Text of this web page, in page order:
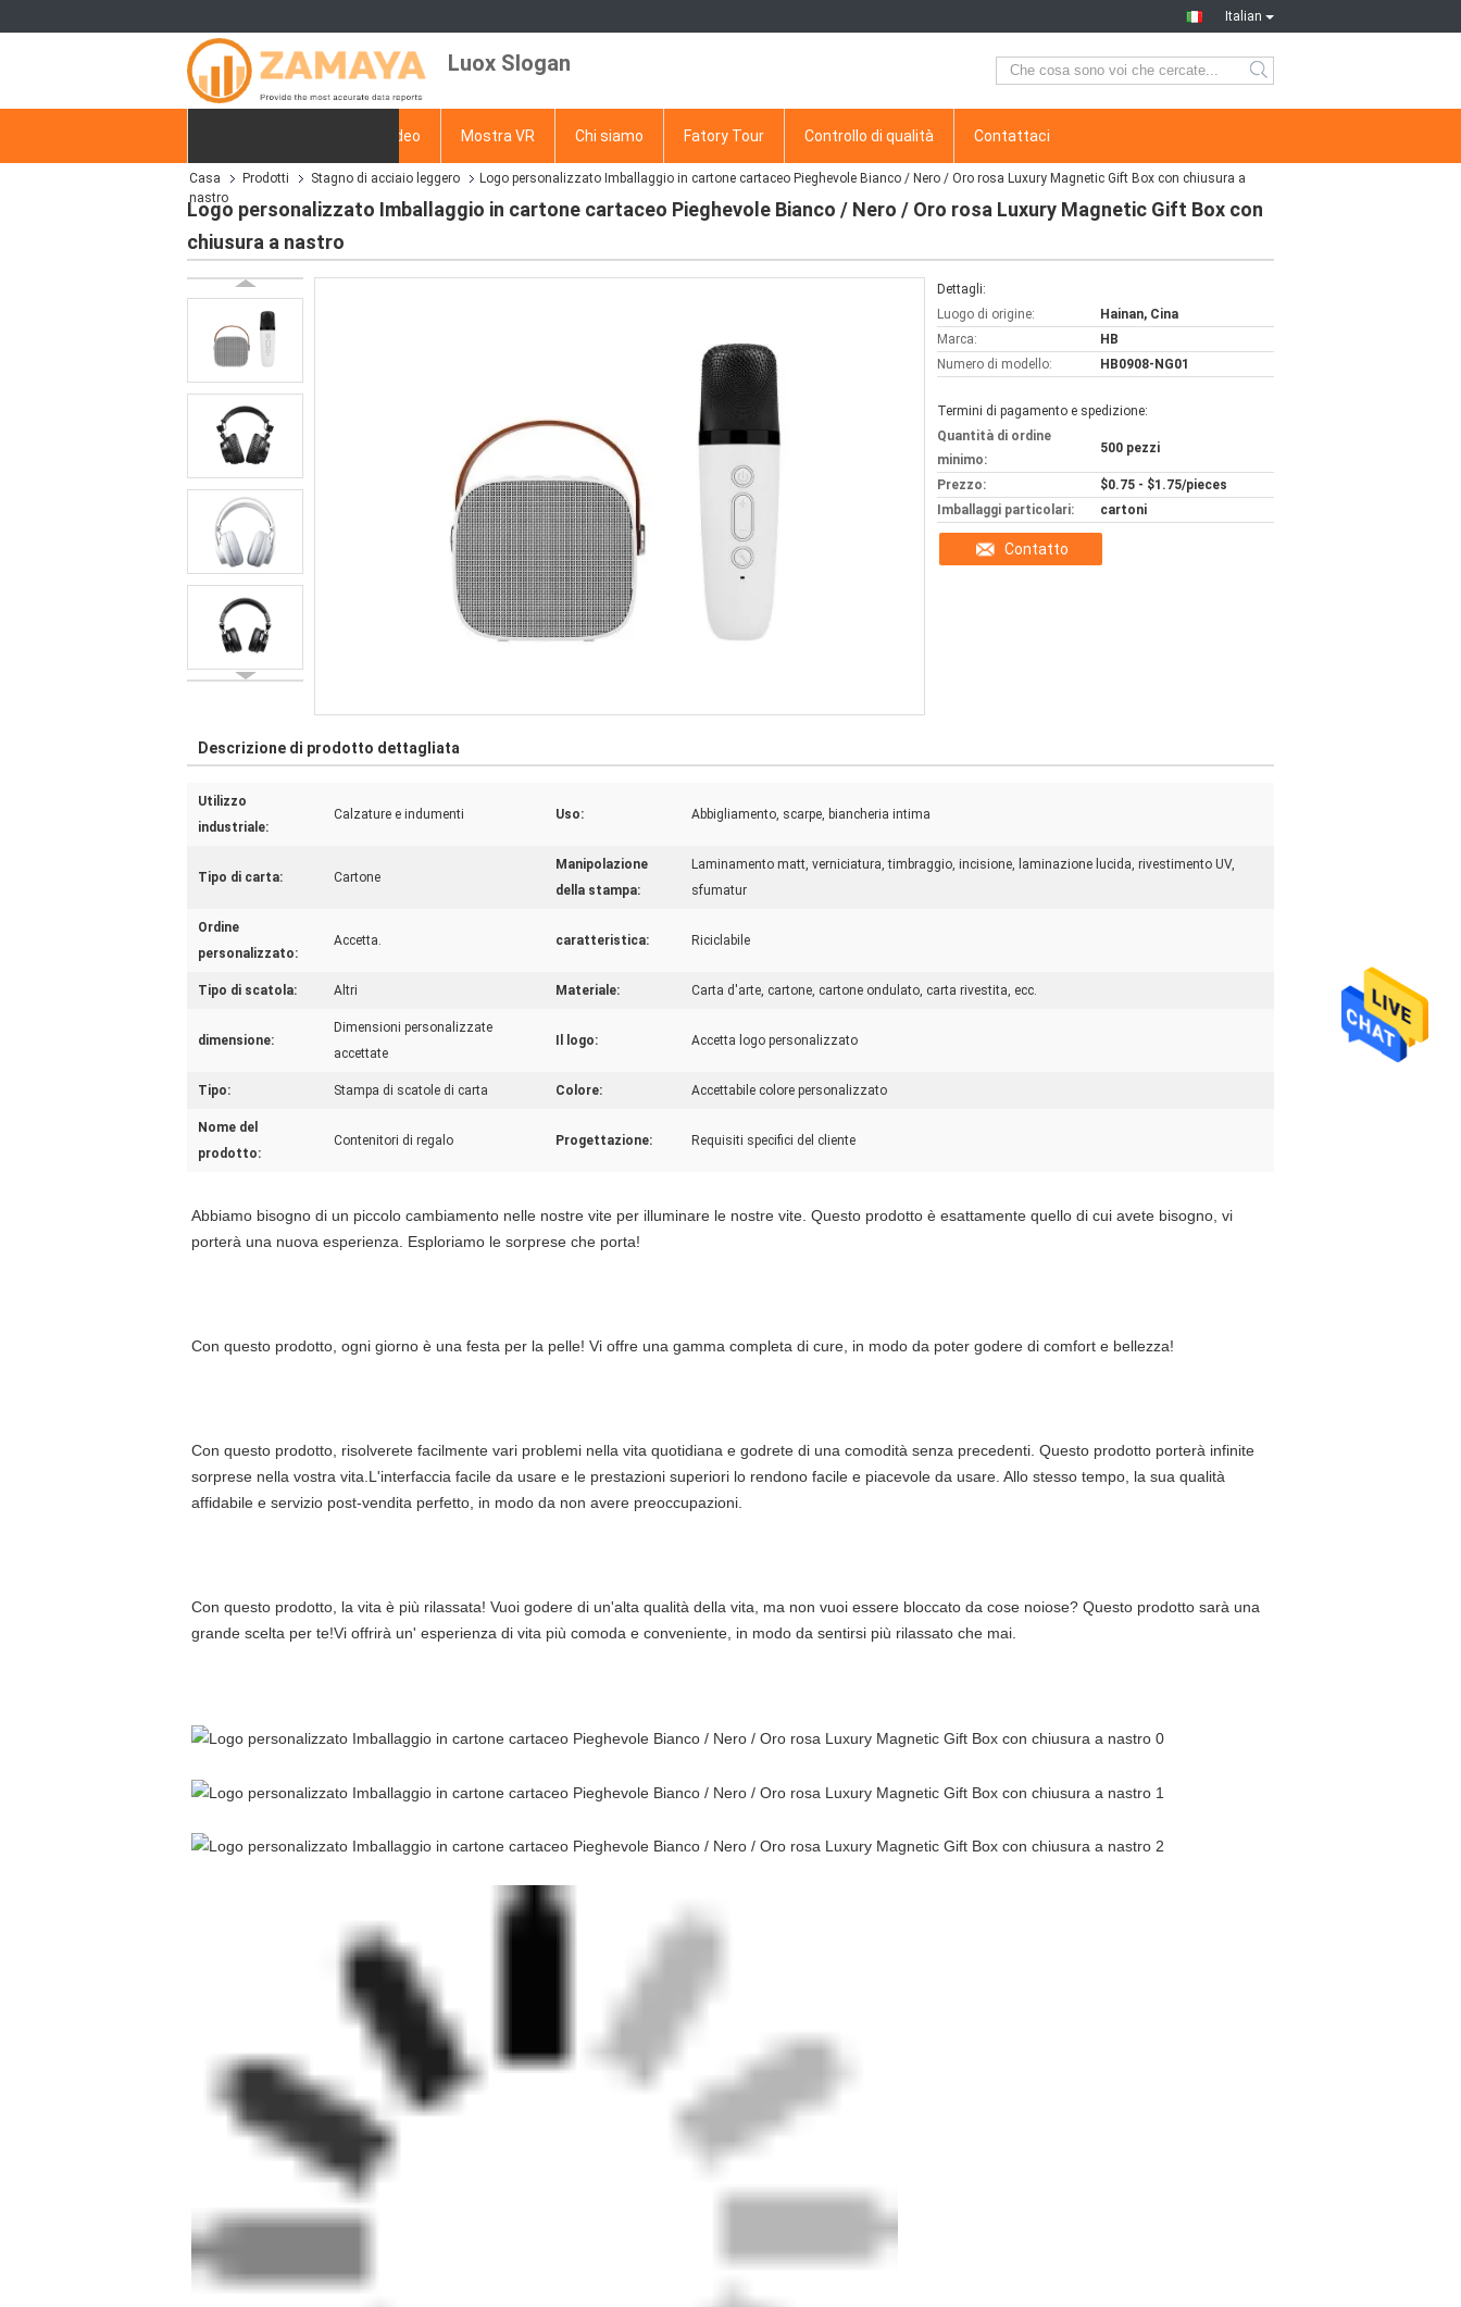
Italian
Luox Slogan
Video Mostra VR Chi siamo Fatory Tour Controllo di qualità Contattaci
Richiedere un preventivo
Casa Prodotti Stagno di acciaio leggero
Logo personalizzato Imballaggio in cartone cartaceo Pieghevole Bianco / Nero / Oro rosa Luxury Magnetic Gift Box con chiusura a
nastro
Logo personalizzato Imballaggio in cartone cartaceo Pieghevole Bianco / Nero / Oro rosa Luxury Magnetic Gift Box con
chiusura a nastro
Dettagli:
Luogo di origine:
Hainan, Cina
Marca:
HB
Numero di modello:
HB0908-NG01
Termini di pagamento e spedizione:
Quantità di ordine
minimo:
500 pezzi
Prezzo:
$0.75 - $1.75/pieces
Imballaggi particolari:
cartoni
Contatto
Descrizione di prodotto dettagliata
Utilizzo
industriale:
Calzature e indumenti Uso: Abbigliamento, scarpe, biancheria intima
Tipo di carta: Cartone
Manipolazione
della stampa:
Laminamento matt, verniciatura, timbraggio, incisione, laminazione lucida, rivestimento UV,
sfumatur
Ordine
personalizzato:
Accetta. caratteristica: Riciclabile
Tipo di scatola: Altri Materiale: Carta d'arte, cartone, cartone ondulato, carta rivestita, ecc.
dimensione:
Dimensioni personalizzate
accettate
Il logo: Accetta logo personalizzato
Tipo: Stampa di scatole di carta Colore: Accettabile colore personalizzato
Nome del
prodotto:
Contenitori di regalo Progettazione: Requisiti specifici del cliente
Abbiamo bisogno di un piccolo cambiamento nelle nostre vite per illuminare le nostre vite. Questo prodotto è esattamente quello di cui avete bisogno, vi
porterà una nuova esperienza. Esploriamo le sorprese che porta!
Con questo prodotto, ogni giorno è una festa per la pelle! Vi offre una gamma completa di cure, in modo da poter godere di comfort e bellezza!
Con questo prodotto, risolverete facilmente vari problemi nella vita quotidiana e godrete di una comodità senza precedenti. Questo prodotto porterà infinite
sorprese nella vostra vita.L'interfaccia facile da usare e le prestazioni superiori lo rendono facile e piacevole da usare. Allo stesso tempo, la sua qualità
affidabile e servizio post-vendita perfetto, in modo da non avere preoccupazioni.
Con questo prodotto, la vita è più rilassata! Vuoi godere di un'alta qualità della vita, ma non vuoi essere bloccato da cose noiose? Questo prodotto sarà una
grande scelta per te!Vi offrirà un' esperienza di vita più comoda e conveniente, in modo da sentirsi più rilassato che mai.